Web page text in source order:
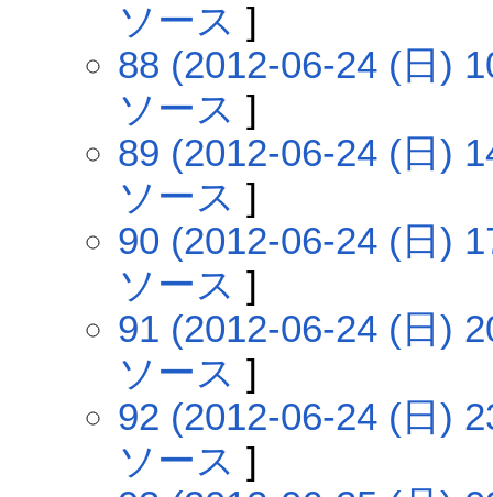
ソース ]
88 (2012-06-24 (日)
ソース ]
89 (2012-06-24 (日)
ソース ]
90 (2012-06-24 (日)
ソース ]
91 (2012-06-24 (日)
ソース ]
92 (2012-06-24 (日)
ソース ]